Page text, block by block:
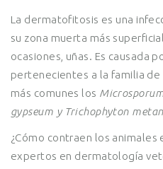
La dermatofitosis es una
su zona muerta más
ocasiones, uñas. Es causada
pertenecientes a la familia
más comunes los
gypseum y Trichophyton
¿Cómo contraen los animales
expertos en dermatología